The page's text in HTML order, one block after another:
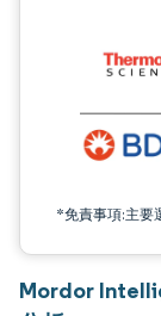
*免責事項:主要
Mordor